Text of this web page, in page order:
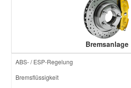
Bremsanlage
ABS- / ESP-Regelung
Bremsflüssigkeit